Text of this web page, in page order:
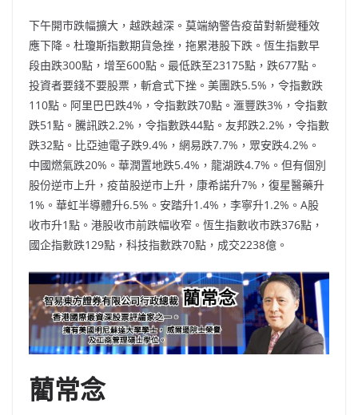
下午開市跌幅擴大，越跌越深。莫端納警告疫苗對新變種效
應下降。杜瓊斯指數期貨急挫，拖累港股下跌。恆生指數早
段由跌300點，增至600點。最低跌至23175點，跌677點。
投資者要錢不要股票，斬倉式下挫。美團跌5.5%，令指數跌
110點。阿里巴巴跌4%，令指數跌70點。滙豐跌3%，令指數
跌51點。騰訊跌2.2%，令指數跌44點。友邦跌2.2%，令指數
跌32點。比亞迪電子跌9.4%，網易跌7.7%，眾安跌4.2%。
中國燃氣跌20%。華潤置地跌5.4%，龍湖跌4.7%。但有個別
股份逆市上升，疫苗股逆市上升，康希諾升7%，復星醫藥升
1%。華虹半導體升6.5%。安踏升1.4%，李寧升1.2%。A股
收市升1點。港股收市前跌幅收窄。恆生指數收市跌376點，
國企指數跌129點，科技指數跌70點，成交2238億。
藺常念